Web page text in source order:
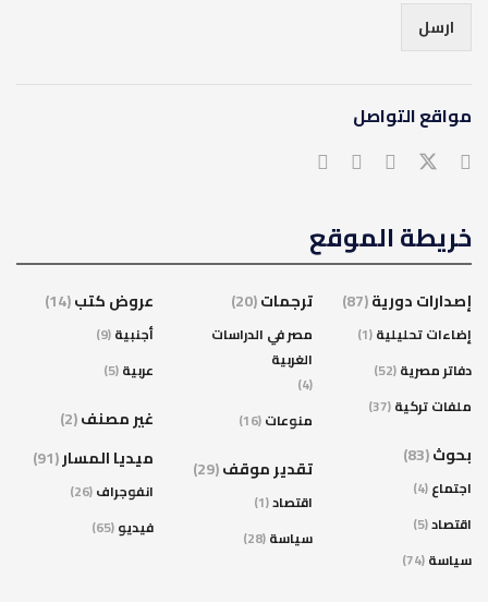
ارسل
مواقع التواصل
خريطة الموقع
إصدارات دورية(87)
إضاءات تحليلية(1)
دفاتر مصرية(52)
ملفات تركية(37)
بحوث(83)
اجتماع(4)
اقتصاد(5)
سياسة(74)
ترجمات(20)
مصر في الدراسات
الغربية
(4)
منوعات(16)
تقدير موقف(29)
اقتصاد(1)
سياسة(28)
عروض كتب(14)
أجنبية(9)
عربية(5)
غير مصنف(2)
ميديا المسار(91)
انفوجراف(26)
فيديو(65)